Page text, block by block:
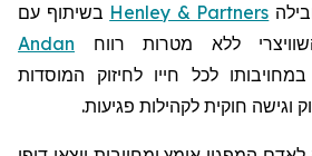
Henley & Partners בשיתוף עם
ללא מטרות רווח Andan
לכל חייו לחיזוק המוסדות
וגישה חוקית לקהילות פגיעות.